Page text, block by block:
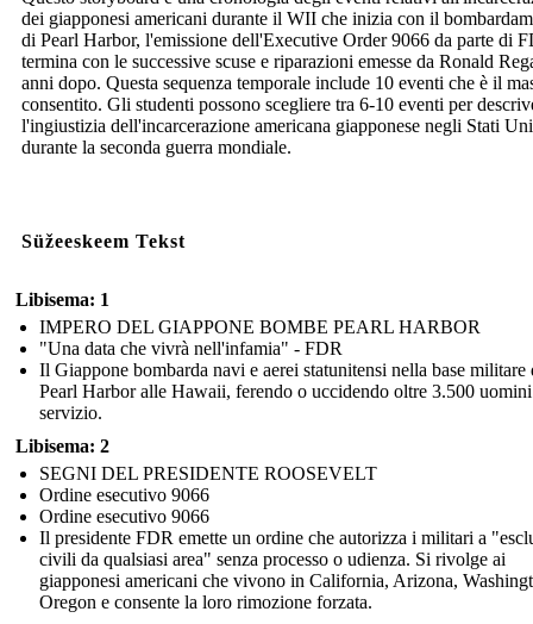
dei giapponesi americani durante il WII che inizia con il
di Pearl Harbor, l'emissione dell'Executive Order 9066 da parte di
termina con le successive scuse e riparazioni emesse da Ronald
anni dopo. Questa sequenza temporale include 10 eventi che è il
consentito. Gli studenti possono scegliere tra 6-10 eventi per
l'ingiustizia dell'incarcerazione americana giapponese negli Stati
durante la seconda guerra mondiale.
Süžeeskeem Tekst
Libisema: 1
IMPERO DEL GIAPPONE BOMBE PEARL HARBOR
"Una data che vivrà nell'infamia" - FDR
Il Giappone bombarda navi e aerei statunitensi nella base militare
Pearl Harbor alle Hawaii, ferendo o uccidendo oltre 3.500
servizio.
Libisema: 2
SEGNI DEL PRESIDENTE ROOSEVELT
Ordine esecutivo 9066
Ordine esecutivo 9066
Il presidente FDR emette un ordine che autorizza i militari a
civili da qualsiasi area" senza processo o udienza. Si rivolge ai
giapponesi americani che vivono in California, Arizona,
Oregon e consente la loro rimozione forzata.